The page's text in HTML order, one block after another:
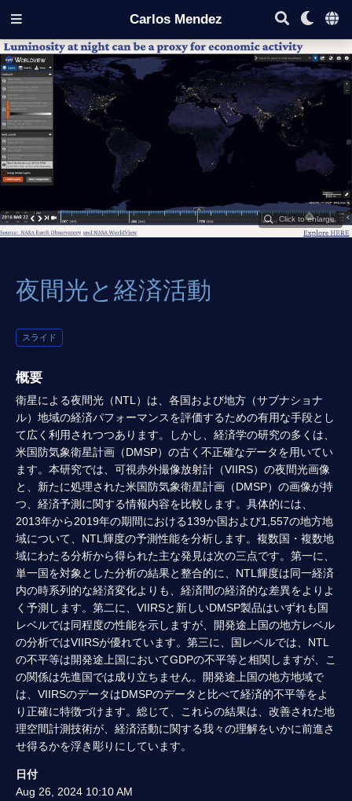
Carlos Mendez
夜間光と経済活動
スライド
概要
衛星による夜間光（NTL）は、各国および地方（サブナショナ
ル）地域の経済パフォーマンスを評価するための有用な手段とし
て広く利用されつつあります。しかし、経済学の研究の多くは、
米国防気象衛星計画（DMSP）の古く不正確なデータを用いてい
ます。本研究では、可視赤外撮像放射計（VIIRS）の夜間光画像
と、新たに処理された米国防気象衛星計画（DMSP）の画像が持
つ、経済予測に関する情報内容を比較します。具体的には、
2013年から2019年の期間における139か国および1,557の地方地
域について、NTL輝度の予測性能を分析します。複数国・複数地
域にわたる分析から得られた主な発見は次の三点です。第一に、
単一国を対象とした分析の結果と整合的に、NTL輝度は同一経済
内の時系列的な経済変化よりも、経済間の経済的な差異をよりよ
く予測します。第二に、VIIRSと新しいDMSP製品はいずれも国
レベルでは同程度の性能を示しますが、開発途上国の地方レベル
の分析ではVIIRSが優れています。第三に、国レベルでは、NTL
の不平等は開発途上国においてGDPの不平等と相関しますが、こ
の関係は先進国では成り立ちません。開発途上国の地方地域で
は、VIIRSのデータはDMSPのデータと比べて経済的不平等をよ
り正確に特徴づけます。総じて、これらの結果は、改善された地
理空間計測技術が、経済活動に関する我々の理解をいかに前進さ
せ得るかを浮き彫りにしています。
日付
Aug 26, 2024 10:10 AM